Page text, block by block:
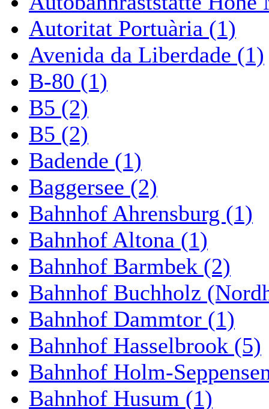
Autoritat Portuària (1)
Avenida da Liberdade (1)
B-80 (1)
B5 (2)
B5 (2)
Badende (1)
Baggersee (2)
Bahnhof Ahrensburg (1)
Bahnhof Altona (1)
Bahnhof Barmbek (2)
Bahnhof Buchholz
Bahnhof Dammtor (1)
Bahnhof Hasselbrook (5)
Bahnhof Holm-
Bahnhof Husum (1)